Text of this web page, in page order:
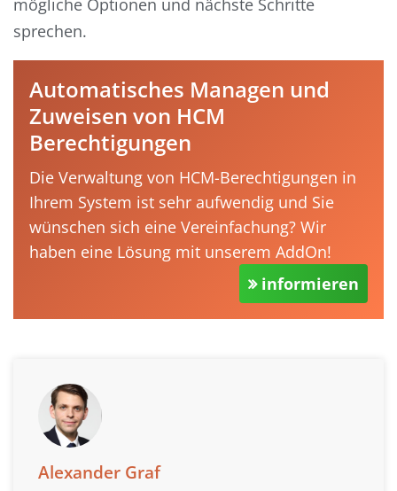
mögliche Optionen und nächste Schritte
sprechen.
Automatisches Managen und
Zuweisen von HCM
Berechtigungen
Die Verwaltung von HCM-Berechtigungen in
Ihrem System ist sehr aufwendig und Sie
wünschen sich eine Vereinfachung? Wir
haben eine Lösung mit unserem AddOn!
informieren
Alexander Graf